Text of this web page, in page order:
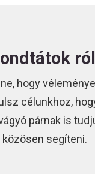
hogy
célunkhoz,
párnak is
közösen segíteni.